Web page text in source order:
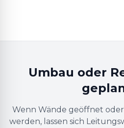
Umbau oder
Wenn Wände geöffnet
werden, lassen sich